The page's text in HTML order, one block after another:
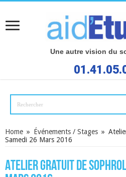
Une autre vision du
Home » Événements / Stages »
Samedi 26 Mars 2016
Atelier Gratuit de